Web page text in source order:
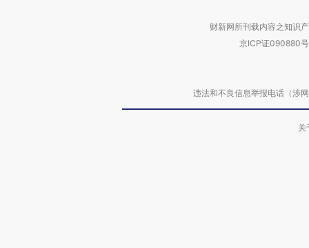
财新网所刊载内容之知识
京ICP证090880号
违法和不良信息举报电话（涉
关